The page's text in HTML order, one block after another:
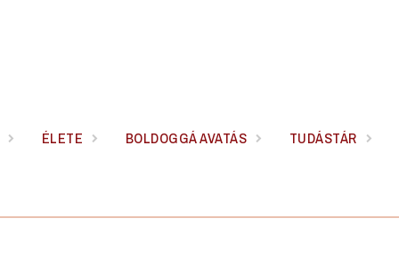
ÉLETE BOLDOGGÁ AVATÁS TUDÁSTÁR